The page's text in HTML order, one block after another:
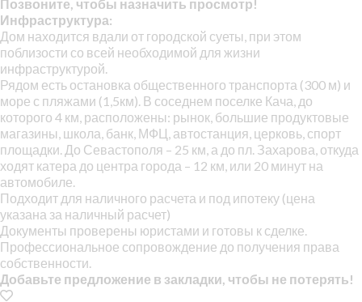
Позвоните, чтобы назначить просмотр!
Инфраструктура:
Дом находится вдали от городской суеты, при этом
поблизости со всей необходимой для жизни
инфраструктурой.
Рядом есть остановка общественного транспорта (300 м) и
море с пляжами (1,5км). В соседнем поселке Кача, до
которого 4 км, расположены: рынок, большие продуктовые
магазины, школа, банк, МФЦ, автостанция, церковь, спорт
площадки. До Севастополя – 25 км, а до пл. Захарова, откуда
ходят катера до центра города – 12 км, или 20 минут на
автомобиле.
Подходит для наличного расчета и под ипотеку (цена
указана за наличный расчет)
Документы проверены юристами и готовы к сделке.
Профессиональное сопровождение до получения права
собственности.
Добавьте предложение в закладки, чтобы не потерять!